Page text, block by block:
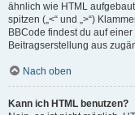
ähnlich wie HTML
spitzen („<“ und „>“)
BBCode findest du auf
Beitragserstellung aus
Nach oben
Kann ich HTML benutzen?